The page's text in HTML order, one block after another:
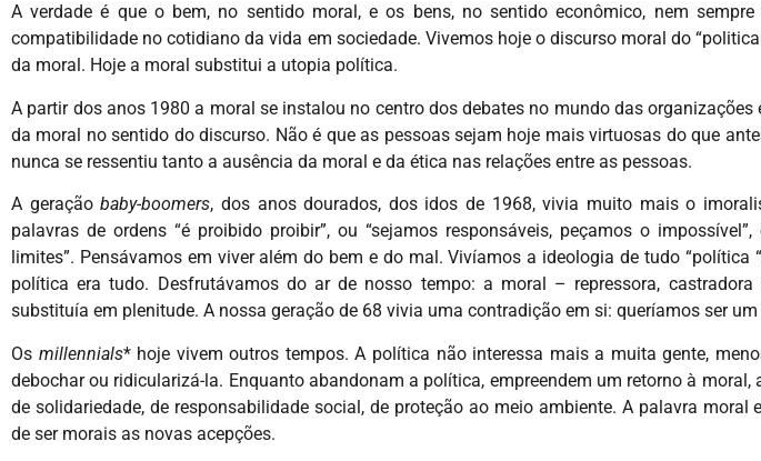
A verdade é que o bem, no sentido moral, e os bens, no sentido econômico, nem sempre
compatibilidade no cotidiano da vida em sociedade. Vivemos hoje o discurso moral do
da moral. Hoje a moral substitui a utopia política.
A partir dos anos 1980 a moral se instalou no centro dos debates no mundo das
da moral no sentido do discurso. Não é que as pessoas sejam hoje mais virtuosas do que
nunca se ressentiu tanto a ausência da moral e da ética nas relações entre as pessoas.
A geraçãobaby-boomers, dos anos dourados, dos idos de 1968, vivia muito mais o
palavras de ordens “é proibido proibir”, ou “sejamos responsáveis, peçamos o
limites”. Pensávamos em viver além do bem e do mal. Vivíamos a ideologia de tudo
política era tudo. Desfrutávamos do ar de nosso tempo: a moral – repressora,
substituía em plenitude. A nossa geração de 68 vivia uma contradição em si: queríamos ser
Os millennials* hoje vivem outros tempos. A política não interessa mais a muita gente,
debochar ou ridicularizá-la. Enquanto abandonam a política, empreendem um retorno à
de solidariedade, de responsabilidade social, de proteção ao meio ambiente. A palavra moral
de ser morais as novas acepções.